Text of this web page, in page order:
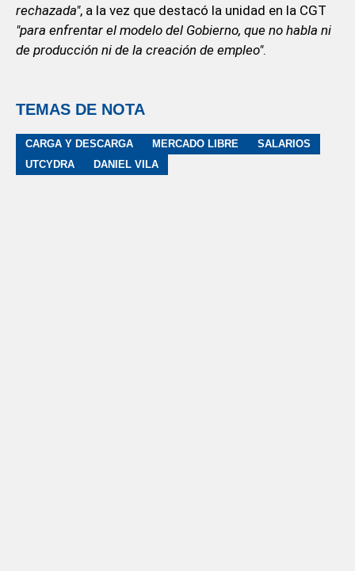
rechazada", a la vez que destacó la unidad en la CGT
"para enfrentar el modelo del Gobierno, que no habla ni
de producción ni de la creación de empleo".
TEMAS DE NOTA
CARGA Y DESCARGA MERCADO LIBRE
SALARIOS
UTCYDRA
DANIEL VILA